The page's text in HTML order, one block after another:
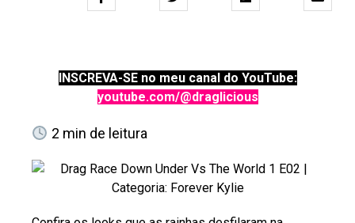
INSCREVA-SE no meu canal do YouTube:
youtube.com/@draglicious
2 min de leitura